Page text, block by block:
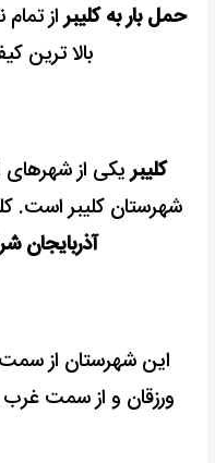
حمل بار به کلیبراز
بالا ترین
کلیبریکی از شهرهای
شهرستان کلیبر است.
آذربایجان
این شهرستان از
ورزقان و از سمت